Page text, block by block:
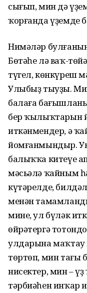
сығып, мин дә
ҡорғанда үҙемде
Нимәләр
Бөтәһе лә ваҡ-
түгел, көнкүреш
Улыбыҙ тыуҙы.
балаға
бер ҡылыҡтарын
иткәнмендер, ә
йомғанмындыр.
балыҡҡа китеүе
мәсьәлә ҡайным
күтәрелде,
менән
мине, ул бүләк
өйрәтергә
улдарына маҡтау
төртөп, мин тағы
нисектер, мин –
тәрбиәһен инҡар